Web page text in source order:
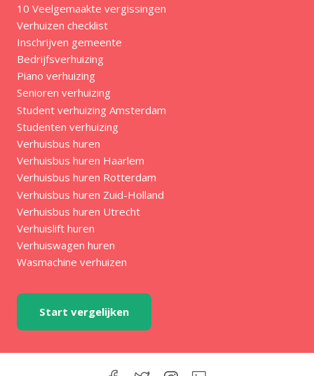
10 Veelgemaakte vergissingen
Verhuizen checklist
Inschrijven gemeente
Bedrijfsverhuizing
Piano verhuizing
Senioren verhuizing
Student verhuizing Amsterdam
Studenten verhuizing
Verhuisbus huren
Verhuisbus huren Haarlem
Verhuisbus huren Rotterdam
Verhuisbus huren Zuid-Holland
Verhuisbus huren Utrecht
Verhuislift huren
Verhuiswagen huren
Wasmachine verhuizen
Start vergelijken